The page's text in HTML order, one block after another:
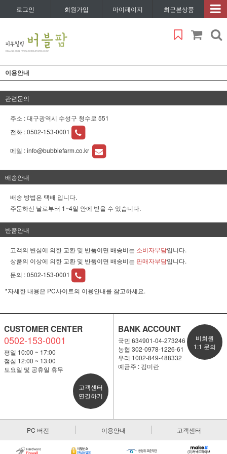
로그인 회원가입 마이페이지 최근본상품
이용안내
관련문의
주소 : 대구광역시 수성구 청수로 551
전화 :0502-153-0001
메일 :info@bubblefarm.co.kr
배송안내
배송 방법은 택배 입니다.
주문하신 날로부터 1~4일 안에 받을 수 있습니다.
반품안내
고객의 변심에 의한 교환 및 반품이면 배송비는 소비자부담입니다.
상품의 이상에 의한 교환 및 반품이면 배송비는 판매자부담입니다.
문의 :0502-153-0001
*자세한 내용은 PC사이트의 이용안내를 참고하세요.
CUSTOMER CENTER
0502-153-0001
평일 10:00 ~ 17:00
점심 12:00 ~ 13:00
토요일 및 공휴일 휴무
고객센터
연결하기
BANK ACCOUNT
국민 634901-04-273246
농협 302-0978-1226-61
우리 1002-849-488332
예금주 : 김미란
비회원
1:1 문의
PC 버전 이용안내 고객센터